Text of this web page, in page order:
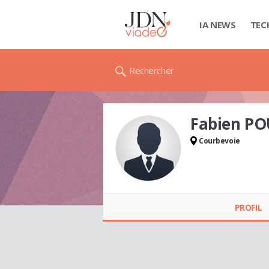
IA NEWS
Rechercher
Fabien
Courbevoie
PROFIL